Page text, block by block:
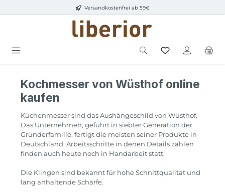
Zum Hauptinhalt springenVersandkostenfrei ab 59€
Kochmesser von Wüsthof online
kaufen
Küchenmesser sind das Aushängeschild von Wüsthof.
Das Unternehmen, geführt in siebter Generation der
Gründerfamilie, fertigt die meisten seiner Produkte in
Deutschland. Arbeitsschritte in denen Details zählen
finden auch heute noch in Handarbeit statt.
Die Klingen sind bekannt für hohe Schnittqualität und
lang anhaltende Schärfe.